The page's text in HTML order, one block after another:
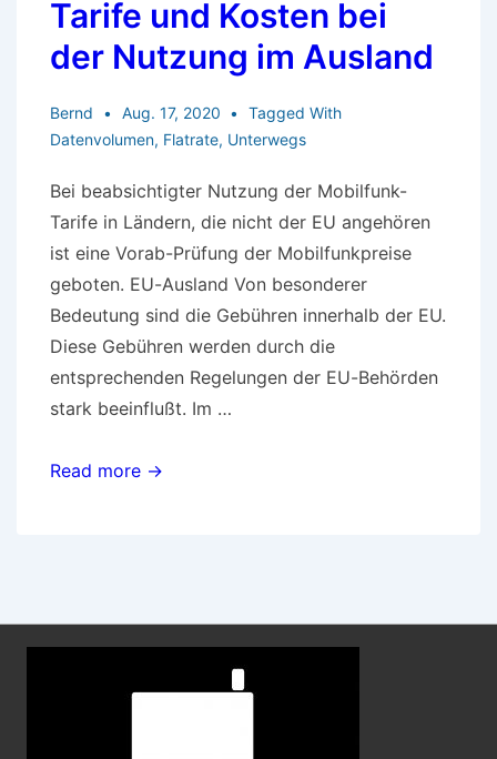
Tarife und Kosten bei
der Nutzung im Ausland
Bernd Aug. 17, 2020
Tagged With
Datenvolumen, Flatrate, Unterwegs
Bei beabsichtigter Nutzung der Mobilfunk-
Tarife in Ländern, die nicht der EU angehören
ist eine Vorab-Prüfung der Mobilfunkpreise
geboten. EU-Ausland Von besonderer
Bedeutung sind die Gebühren innerhalb der EU.
Diese Gebühren werden durch die
entsprechenden Regelungen der EU-Behörden
stark beeinflußt. Im …
Tarife
Nutzung
Read more →